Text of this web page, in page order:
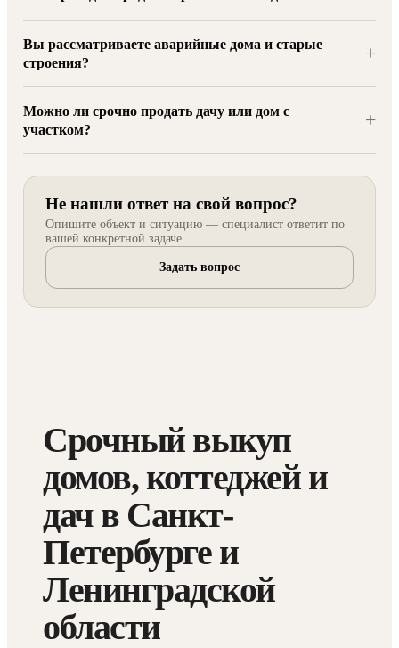
Вы рассматриваете аварийные дома и старые
строения?
+
Можно ли срочно продать дачу или дом с
участком?
+
Не нашли ответ на свой вопрос?
Опишите объект и ситуацию — специалист ответит по
вашей конкретной задаче.
Задать вопрос
Срочный выкуп
домов, коттеджей и
дач в Санкт-
Петербурге и
Ленинградской
области